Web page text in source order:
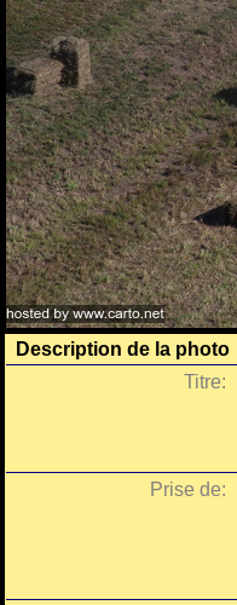
Description de la photo
Titre:
Prise de: